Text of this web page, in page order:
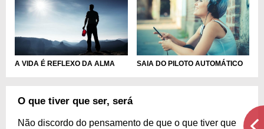
A VIDA É REFLEXO DA ALMA SAIA DO PILOTO AUTOMÁTICO
O que tiver que ser, será
Não discordo do pensamento de que o que tiver que